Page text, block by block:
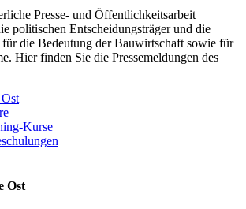
Presse- und Öffentlichkeitsarbeit
politischen Entscheidungsträger und die
die Bedeutung der Bauwirtschaft sowie für
Hier finden Sie die Pressemeldungen des
Kurse
Ost